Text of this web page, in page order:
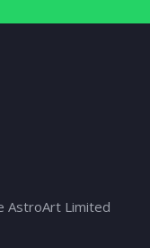
AstroArt Limited